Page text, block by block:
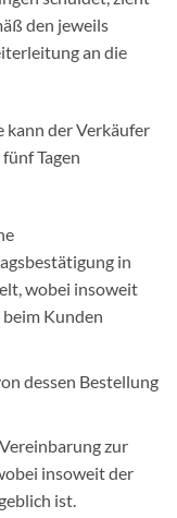
den jeweils
an die
kann der Verkäufer
Tagen
in
wobei insoweit
Kunden
dessen Bestellung
zur
insoweit der
ist.